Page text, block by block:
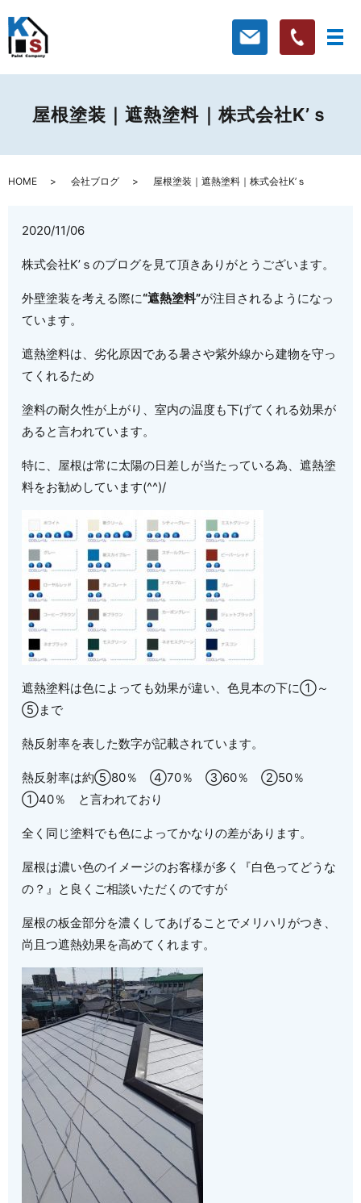
屋根塗装｜遮熱塗料｜株式会社K’ｓ
HOME 会社ブログ 屋根塗装｜遮熱塗料｜株式会社K’ｓ
2020/11/06
株式会社K’ｓのブログを見て頂きありがとうございます。
外壁塗装を考える際に“遮熱塗料”が注目されるようになっ
ています。
遮熱塗料は、劣化原因である暑さや紫外線から建物を守っ
てくれるため
塗料の耐久性が上がり、室内の温度も下げてくれる効果が
あると言われています。
特に、屋根は常に太陽の日差しが当たっている為、遮熱塗
料をお勧めしています(^^)/
遮熱塗料は色によっても効果が違い、色見本の下に①～
⑤まで
熱反射率を表した数字が記載されています。
熱反射率は約⑤80％ ④70％ ③60％ ②50％
①40％ と言われており
全く同じ塗料でも色によってかなりの差があります。
屋根は濃い色のイメージのお客様が多く『白色ってどうな
の？』と良くご相談いただくのですが
屋根の板金部分を濃くしてあげることでメリハリがつき、
尚且つ遮熱効果を高めてくれます。